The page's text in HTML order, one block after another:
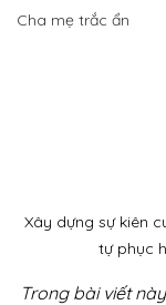
Cha mẹ trắc ẩn
Xây dựng sự kiên
tự phục
Trong bài viết